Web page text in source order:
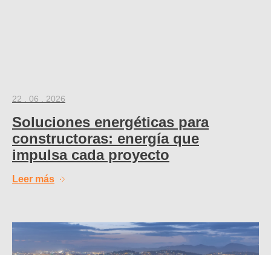
22 . 06 . 2026
Soluciones energéticas para
constructoras: energía que
impulsa cada proyecto
Leer más